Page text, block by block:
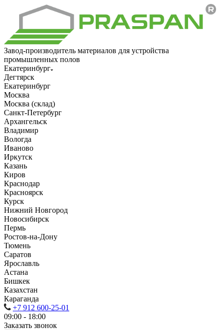
Завод-производитель материалов для устройства
промышленных полов
Екатеринбург
Дегтярск
Екатеринбург
Москва
Москва (склад)
Санкт-Петербург
Архангельск
Владимир
Вологда
Иваново
Иркутск
Казань
Киров
Краснодар
Красноярск
Курск
Нижний Новгород
Новосибирск
Пермь
Ростов-на-Дону
Тюмень
Саратов
Ярославль
Астана
Бишкек
Казахстан
Караганда
+7 912 600-25-01
09:00 - 18:00
Заказать звонок